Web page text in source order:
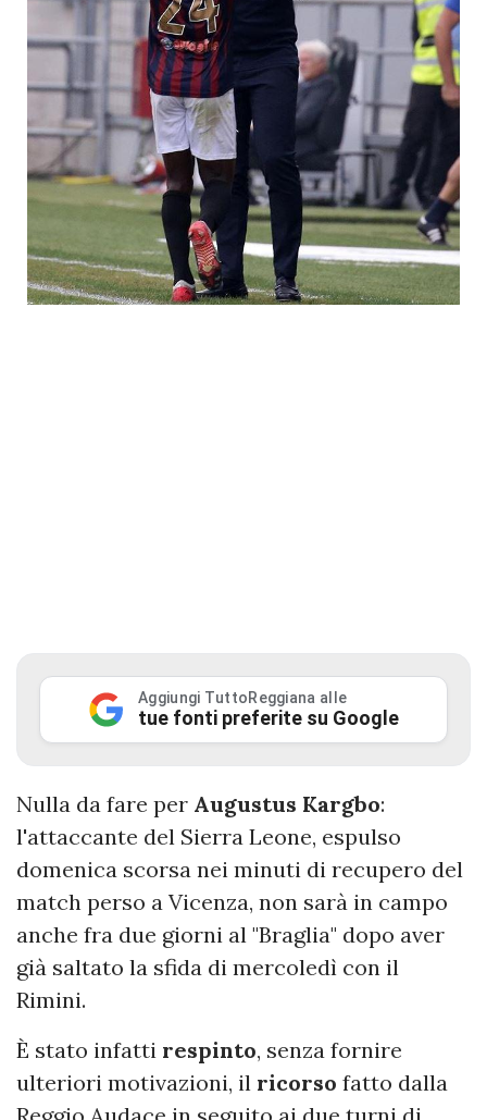
Aggiungi TuttoReggiana alle
tue fonti preferite su Google
Nulla da fare per Augustus Kargbo:
l'attaccante del Sierra Leone, espulso
domenica scorsa nei minuti di recupero del
match perso a Vicenza, non sarà in campo
anche fra due giorni al "Braglia" dopo aver
già saltato la sfida di mercoledì con il
Rimini.
È stato infatti respinto, senza fornire
ulteriori motivazioni, il ricorso fatto dalla